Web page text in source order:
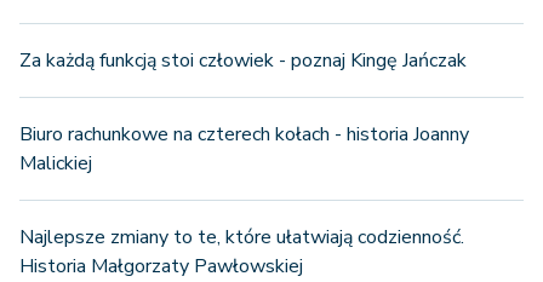
Za każdą funkcją stoi człowiek - poznaj Kingę Jańczak
Biuro rachunkowe na czterech kołach - historia Joanny
Malickiej
Najlepsze zmiany to te, które ułatwiają codzienność.
Historia Małgorzaty Pawłowskiej